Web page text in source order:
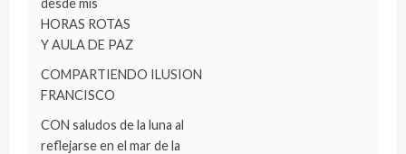
desde mis
HORAS ROTAS
Y AULA DE PAZ
COMPARTIENDO ILUSION
FRANCISCO
CON saludos de la luna al
reflejarse en el mar de la